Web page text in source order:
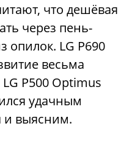
что дешёвая
через пень-
опилок. LG P690
весьма
P500 Optimus
удачным
и выясним.